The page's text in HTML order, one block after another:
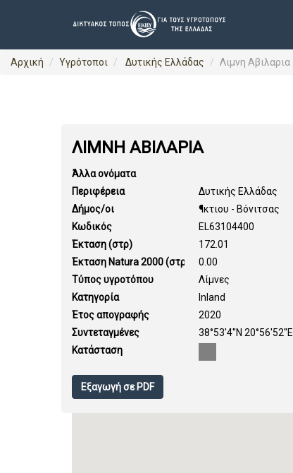
Αρχική Υγρότοποι Δυτικής Ελλάδας Λιμνη Αβιλαρια
ΛΙΜΝΗ ΑΒΙΛΑΡΙΑ
Άλλα ονόματα
Περιφέρεια
Δυτικής Ελλάδας
Δήμος/οι
¶κτιου - Βόνιτσας
Κωδικός
EL63104400
Έκταση (στρ)
172.01
Έκταση Natura 2000 (στρ)
0.00
Τύπος υγροτόπου
Λίμνες
Κατηγορία
Inland
Έτος απογραφής
2020
Συντεταγμένες
38°53'4''N 20°56'52''E
Κατάσταση
Εξαγωγή σε PDF